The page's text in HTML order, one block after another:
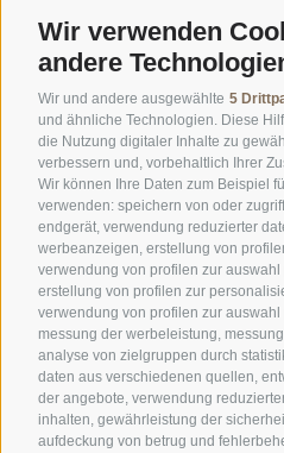
Wir verwenden
andere
Wir und andere ausgewählte 5
und ähnliche Technologien. Diese
die Nutzung digitaler Inhalte zu
verbessern und, vorbehaltlich Ihrer
Wir können Ihre Daten zum Beispiel
verwenden: speichern von oder
endgerät, verwendung reduzierter
werbeanzeigen, erstellung von
verwendung von profilen zur
erstellung von profilen zur
verwendung von profilen zur
messung der werbeleistung,
analyse von zielgruppen durch
daten aus verschiedenen quellen,
der angebote, verwendung
inhalten, gewährleistung der
aufdeckung von betrug und
Ob Sie also eine kurze Pause
einlegen oder einen
Freunden verbringen möchten
angenehmen Aufenthalt auf
Nationalpark!
AMT FÜR DEN NATIONALPARK